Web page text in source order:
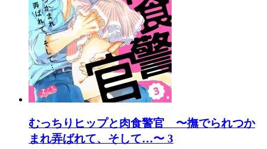
むっちりヒップと肉食警官 〜撫でられつか
まれ弄ばれて、そして…〜 3